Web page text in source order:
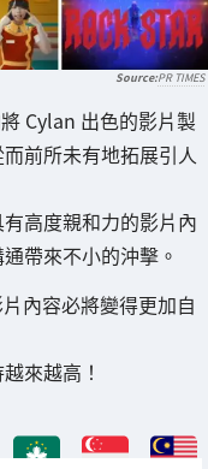
PR TIMES
Cylan 出色的影片製
前所未有地拓展引人
高度親和力的影片內
帶來不小的沖擊。
內容必將變得更加自
來越高！